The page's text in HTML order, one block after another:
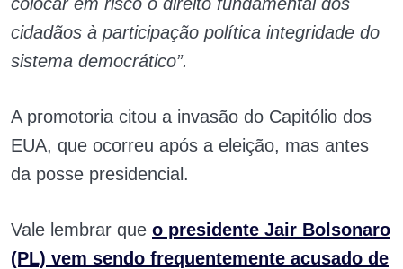
cidadãos à participação política integridade do
sistema democrático”.
A promotoria citou a invasão do Capitólio dos
EUA, que ocorreu após a eleição, mas antes
da posse presidencial.
Vale lembrar que o presidente Jair Bolsonaro
(PL) vem sendo frequentemente acusado de